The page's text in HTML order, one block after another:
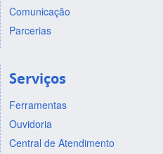
Comunicação
Parcerias
Serviços
Ferramentas
Ouvidoria
Central de Atendimento